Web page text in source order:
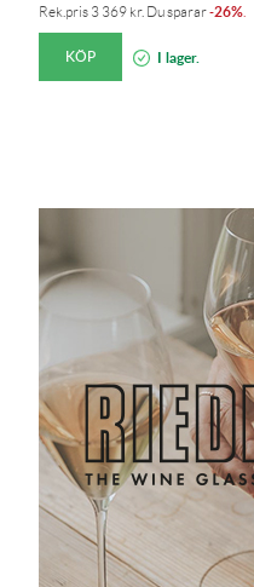
Rek.pris 3 369 kr. Du sparar-26%
KÖP I lager.